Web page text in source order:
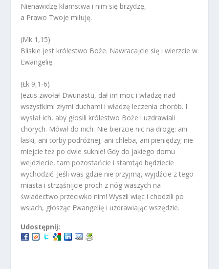
Nienawidzę kłamstwa i nim się brzydzę,
a Prawo Twoje miłuję.
(Mk 1,15)
Bliskie jest królestwo Boże. Nawracajcie się i wierzcie w
Ewangelię.
(Łk 9,1-6)
Jezus zwołał Dwunastu, dał im moc i władzę nad
wszystkimi złymi duchami i władzę leczenia chorób. I
wysłał ich, aby głosili królestwo Boże i uzdrawiali
chorych. Mówił do nich: Nie bierzcie nic na drogę: ani
laski, ani torby podróżnej, ani chleba, ani pieniędzy; nie
miejcie też po dwie suknie! Gdy do jakiego domu
wejdziecie, tam pozostańcie i stamtąd będziecie
wychodzić. Jeśli was gdzie nie przyjmą, wyjdźcie z tego
miasta i strząśnijcie proch z nóg waszych na
świadectwo przeciwko nim! Wyszli więc i chodzili po
wsiach, głosząc Ewangelię i uzdrawiając wszędzie.
Udostępnij: